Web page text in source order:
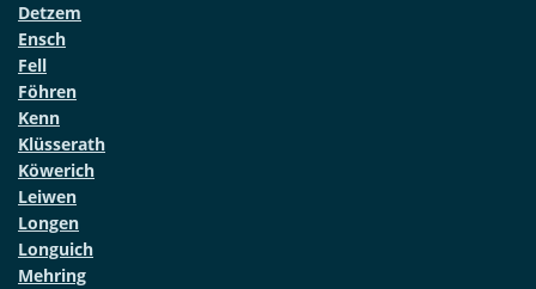
Detzem
Ensch
Fell
Föhren
Kenn
Klüsserath
Köwerich
Leiwen
Longen
Longuich
Mehring